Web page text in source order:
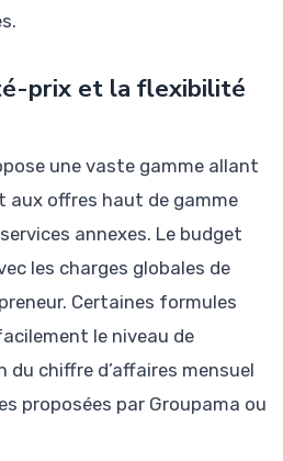
prix et la flexibilité
une vaste gamme allant
aux offres haut de gamme
annexes. Le budget
les charges globales de
Certaines formules
le niveau de
chiffre d’affaires mensuel
proposées par Groupama ou